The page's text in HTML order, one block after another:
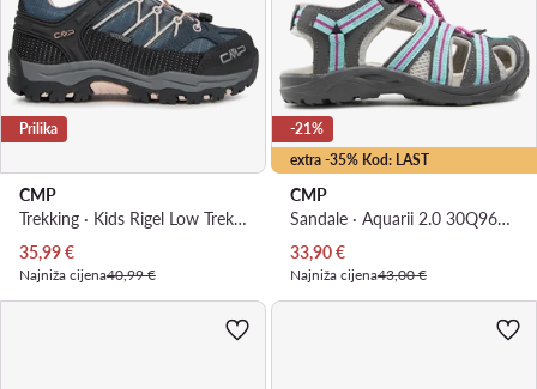
Prilika
CMP
Trekking · Kids Rigel Low Trekking Shoe Wp 3Q54554 · Tamnoplava
Trenutna cijena
35,99€
Najniža cijena40,99 €
extra -35% Kod: LAST
-21%
CMP
Sandale · Aquarii 2.0 30Q9664 · Siva
Trenutna cijena
33,90€
Najniža cijena43,00 €